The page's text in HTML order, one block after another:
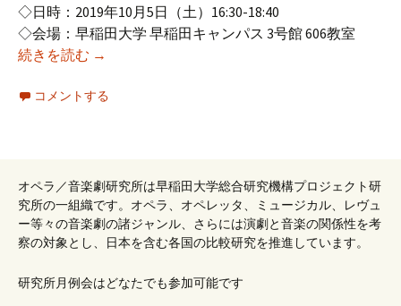
◇日時：2019年10月5日（土）16:30-18:40
◇会場：早稲田大学 早稲田キャンパス 3号館 606教室
続きを読む 2019年度10月研究例会（第183回オペラ研究会）
→
コメントする
オペラ／音楽劇研究所は早稲田大学総合研究機構プロジェクト研
究所の一組織です。オペラ、オペレッタ、ミュージカル、レヴュ
ー等々の音楽劇の諸ジャンル、さらには演劇と音楽の関係性を考
察の対象とし、日本を含む各国の比較研究を推進しています。
研究所月例会はどなたでも参加可能です